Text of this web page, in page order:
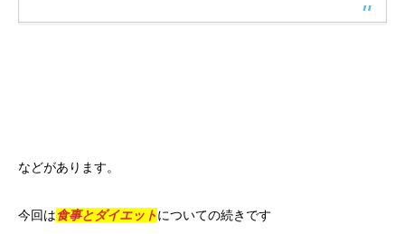
などがあります。
今回は食事とダイエットについての続きです